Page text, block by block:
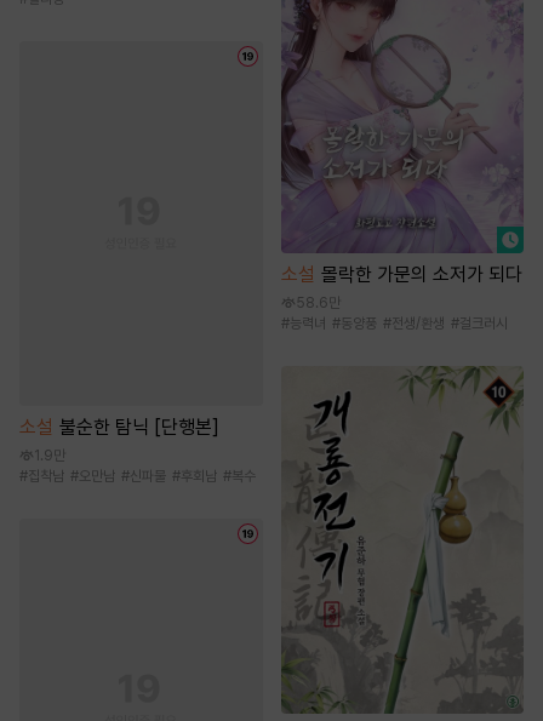
소설 불순한 탐닉 [단행본]
1.9만
#집착남 #오만남 #신파물 #후회남 #복수
소설 몰락한 가문의 소저가 되다
58.6만
#능력녀 #동양풍 #전생/환생 #걸크러시